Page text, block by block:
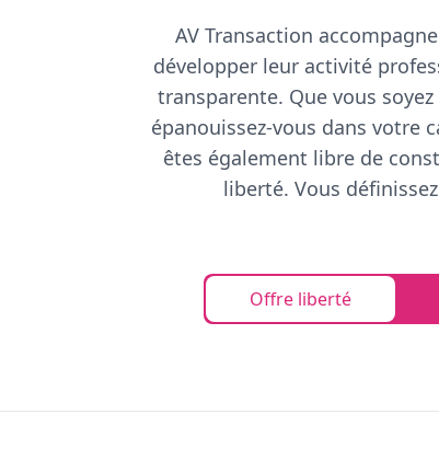
AV Transaction
développer leur activité
transparente. Que vous
épanouissez-vous dans votre
êtes également libre de
liberté. Vous
Offre liberté